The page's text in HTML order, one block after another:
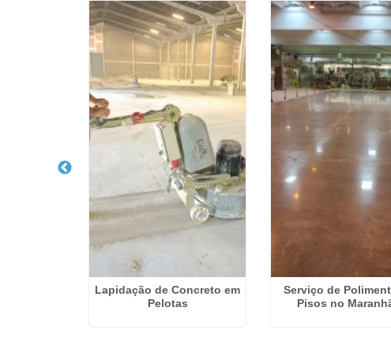
Lapidação de Concreto em
Pelotas
Serviço de
Pisos no